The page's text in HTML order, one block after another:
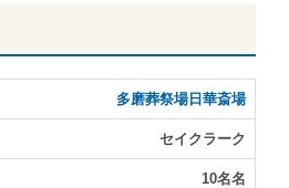
多磨葬祭場日華斎場
セイクラーク
10名名